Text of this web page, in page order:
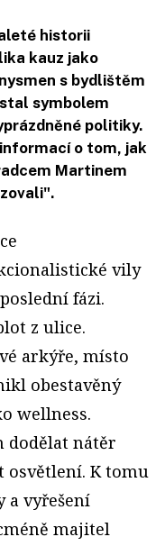
historii
kauz jako
s bydlištěm
symbolem
politiky.
o tom, jak
Martinem
vily
fázi.
z ulice.
arkýře, místo
obestavěný
wellness.
dodělat nátěr
osvětlení. K tomu
a vyřešení
majitel